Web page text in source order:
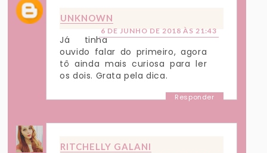
UNKNOWN
6 DE JUNHO DE 2018 ÀS 21:43
Já tinha
ouvido falar do primeiro, agora
tô ainda mais curiosa para ler
os dois. Grata pela dica.
Responder
RITCHELLY GALANI